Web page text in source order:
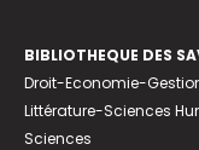
BIBLIOTHEQUE DES
Droit-Economie-
Littérature-Sciences
Sciences